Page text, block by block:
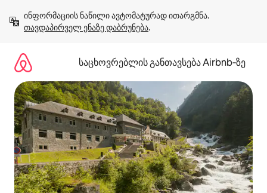
გადასვლა
თავდაპირველ ენაზე დაბრუნება.
საცხოვრებლის განთავსება Airbnb‑ზე